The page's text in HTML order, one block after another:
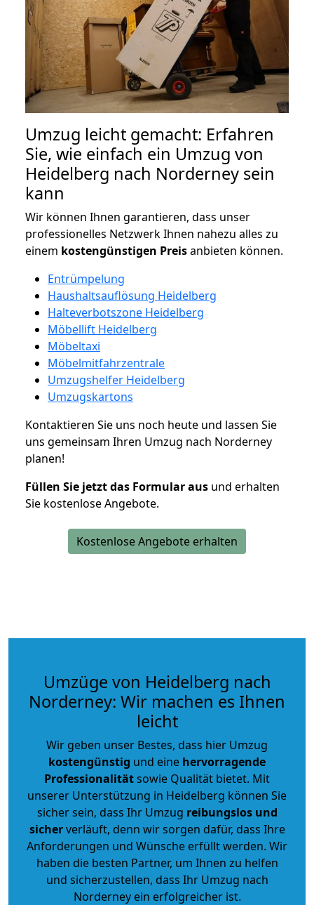
Umzug leicht gemacht: Erfahren
Sie, wie einfach ein Umzug von
Heidelberg nach Norderney sein
kann
Wir können Ihnen garantieren, dass unser
professionelles Netzwerk Ihnen nahezu alles zu
einem kostengünstigen Preisanbieten können.
Entrümpelung
Haushaltsauflösung Heidelberg
Halteverbotszone Heidelberg
Möbellift Heidelberg
Möbeltaxi
Möbelmitfahrzentrale
Umzugshelfer Heidelberg
Umzugskartons
Kontaktieren Sie uns noch heute und lassen Sie
uns gemeinsam Ihren Umzug nach Norderney
planen!
Füllen Sie jetzt das Formular aus und erhalten
Sie kostenlose Angebote.
Kostenlose Angebote erhalten
Umzüge von Heidelberg nach
Norderney: Wir machen es Ihnen
leicht
Wir geben unser Bestes, dass hier Umzug
kostengünstig und eine hervorragende
Professionalitätsowie Qualität bietet. Mit
unserer Unterstützung in Heidelberg können Sie
sicher sein, dass Ihr Umzug reibungslos und
sicherverläuft, denn wir sorgen dafür, dass Ihre
Anforderungen und Wünsche erfüllt werden. Wir
haben die besten Partner, um Ihnen zu helfen
und sicherzustellen, dass Ihr Umzug nach
Norderney ein erfolgreicher ist.